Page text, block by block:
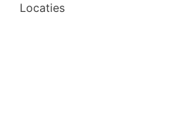
Locaties